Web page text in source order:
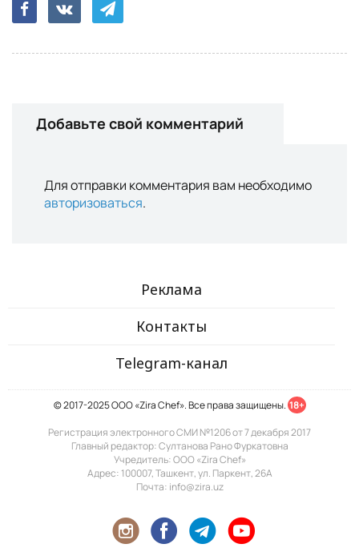
Добавьте свой комментарий
Для отправки комментария вам необходимо
авторизоваться.
Реклама
Контакты
Telegram-канал
© 2017-2025 ООО «Zira Chef». Все права защищены. 18+
Регистрация электронного СМИ №1206 от 7 декабря 2017
Главный редактор: Султанова Рано Фуркатовна
Учредитель: ООО «Zira Chef»
Адрес: 100007, Ташкент, ул. Паркент, 26А
Почта: info@zira.uz